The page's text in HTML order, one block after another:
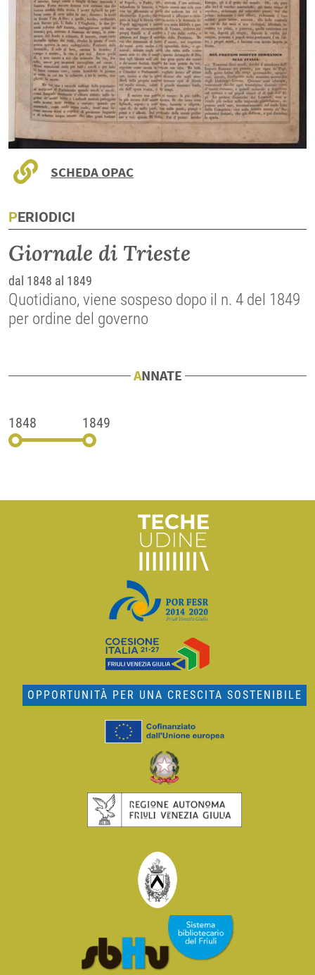
SCHEDA OPAC
PERIODICI
Giornale di Trieste
dal 1848 al 1849
Quotidiano, viene sospeso dopo il n. 4 del 1849
per ordine del governo
ANNATE
1848 1849
OPPORTUNITÀ PER UNA CRESCITA SOSTENIBILE